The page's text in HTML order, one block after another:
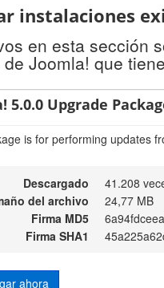
instalaciones
en esta sección
Joomla! que
5.0.0 Upgrade
is for performing updates
Descargado
41.208
del archivo
24,77 MB
Firma MD5
Firma SHA1
ahora